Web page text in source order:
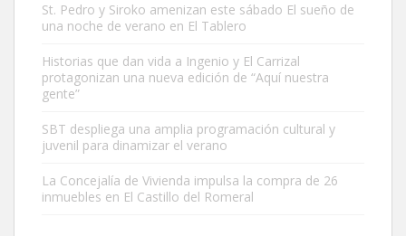
Este gato macho ha aparecido en la calle hace menos de un mes,
es muy manso y extremadamente cari...
Leales.org » Gran Canaria
St. Pedro y Siroko amenizan este sábado El sueño de
una noche de verano en El Tablero
Historias que dan vida a Ingenio y El Carrizal
protagonizan una nueva edición de “Aquí nuestra
gente”
SBT despliega una amplia programación cultural y
juvenil para dinamizar el verano
La Concejalía de Vivienda impulsa la compra de 26
inmuebles en El Castillo del Romeral